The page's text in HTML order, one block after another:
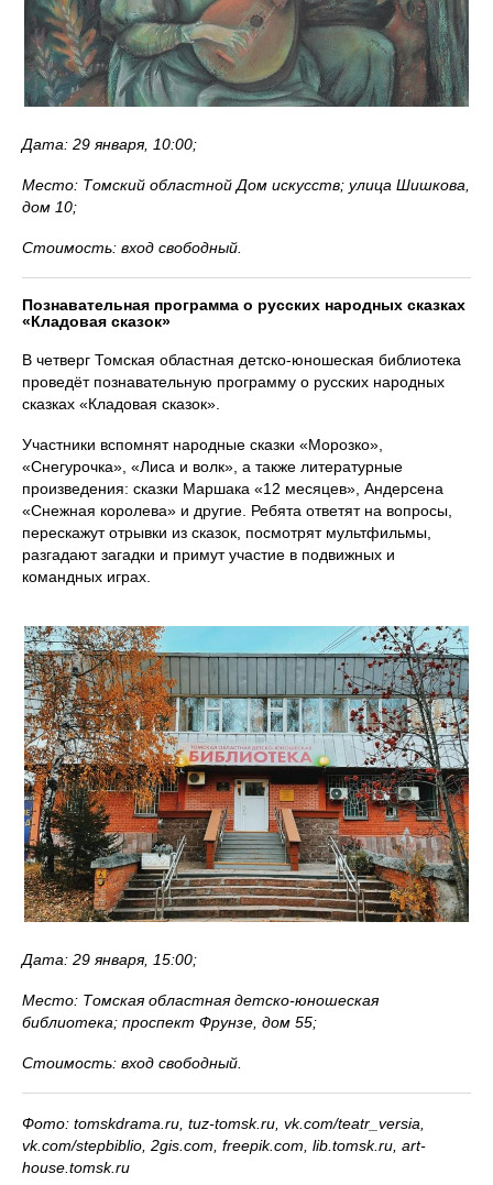
Дата: 29 января, 10:00;
Место: Томский областной Дом искусств; улица Шишкова,
дом 10;
Стоимость: вход свободный.
Познавательная программа о русских народных сказках
«Кладовая сказок»
В четверг Томская областная детско-юношеская библиотека
проведёт познавательную программу о русских народных
сказках «Кладовая сказок».
Участники вспомнят народные сказки «Морозко»,
«Снегурочка», «Лиса и волк», а также литературные
произведения: сказки Маршака «12 месяцев», Андерсена
«Снежная королева» и другие. Ребята ответят на вопросы,
перескажут отрывки из сказок, посмотрят мультфильмы,
разгадают загадки и примут участие в подвижных и
командных играх.
Дата: 29 января, 15:00;
Место: Томская областная детско-юношеская
библиотека; проспект Фрунзе, дом 55;
Стоимость: вход свободный.
Фото: tomskdrama.ru, tuz-tomsk.ru, vk.com/teatr_versia,
vk.com/stepbiblio, 2gis.com, freepik.com, lib.tomsk.ru, art-
house.tomsk.ru